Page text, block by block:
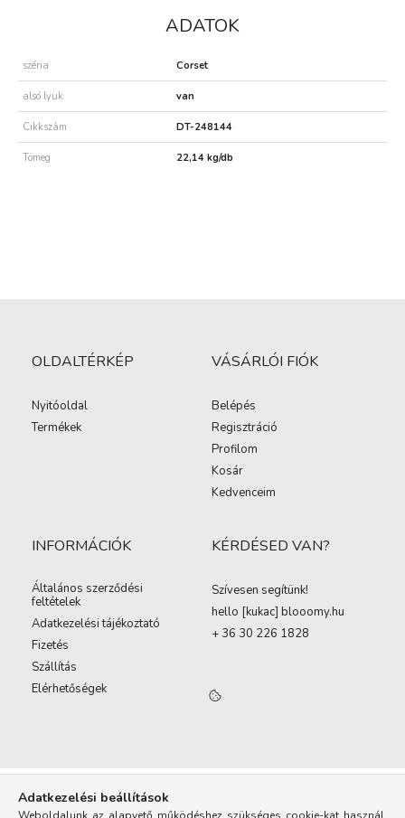
ADATOK
széria Corset
alsó lyuk van
Cikkszám DT-248144
Tömeg 22,14 kg/db
OLDALTÉRKÉP
Nyitóoldal
Termékek
VÁSÁRLÓI FIÓK
Belépés
Regisztráció
Profilom
Kosár
Kedvenceim
INFORMÁCIÓK
Általános szerződési
feltételek
Adatkezelési tájékoztató
Fizetés
Szállítás
Elérhetőségek
KÉRDÉSED VAN?
Szívesen segítünk!
hello [kukac] blooomy.hu
+ 36 30 226 1828
Adatkezelési beállítások